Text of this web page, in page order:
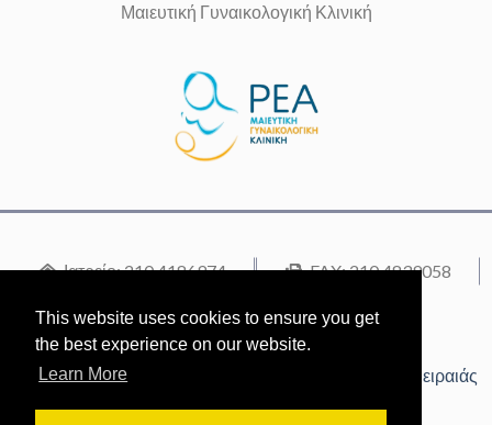
This website uses cookies to ensure you get
the best experience on our website.
Learn More
Μαιευτική Γυναικολογική Κλινική
Ιατρείο: 210 4186974
FAX: 210 4839058
Μαιευτήριο ΡΕΑ: 210 9495000
Διεύθυνση: Ηρώων Πολυτεχνείου 69-71, 18536, Πειραιάς